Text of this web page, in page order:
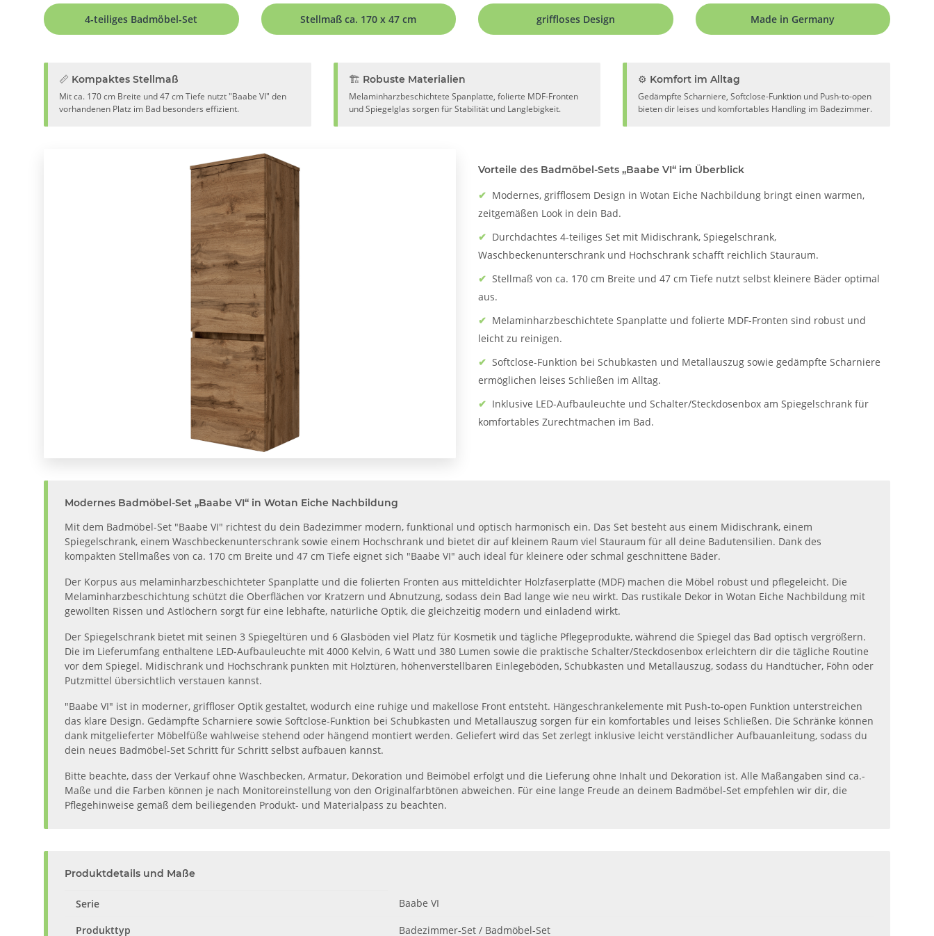
4-teiliges Badmöbel-Set Stellmaß ca. 170 x 47 cm griffloses Design Made in Germany
📏 Kompaktes Stellmaß
Mit ca. 170 cm Breite und 47 cm Tiefe nutzt "Baabe VI" den
vorhandenen Platz im Bad besonders effizient.
🏗️ Robuste Materialien
Melaminharzbeschichtete Spanplatte, folierte MDF-Fronten
und Spiegelglas sorgen für Stabilität und Langlebigkeit.
⚙️ Komfort im Alltag
Gedämpfte Scharniere, Softclose-Funktion und Push-to-open
bieten dir leises und komfortables Handling im Badezimmer.
Vorteile des Badmöbel-Sets „Baabe VI“ im Überblick
✔ Modernes, grifflosem Design in Wotan Eiche Nachbildung bringt einen warmen,
zeitgemäßen Look in dein Bad.
✔ Durchdachtes 4-teiliges Set mit Midischrank, Spiegelschrank,
Waschbeckenunterschrank und Hochschrank schafft reichlich Stauraum.
✔ Stellmaß von ca. 170 cm Breite und 47 cm Tiefe nutzt selbst kleinere Bäder optimal
aus.
✔ Melaminharzbeschichtete Spanplatte und folierte MDF-Fronten sind robust und
leicht zu reinigen.
✔ Softclose-Funktion bei Schubkasten und Metallauszug sowie gedämpfte Scharniere
ermöglichen leises Schließen im Alltag.
✔ Inklusive LED-Aufbauleuchte und Schalter/Steckdosenbox am Spiegelschrank für
komfortables Zurechtmachen im Bad.
Modernes Badmöbel-Set „Baabe VI“ in Wotan Eiche Nachbildung
Mit dem Badmöbel-Set "Baabe VI" richtest du dein Badezimmer modern, funktional und optisch harmonisch ein. Das Set besteht aus einem Midischrank, einem
Spiegelschrank, einem Waschbeckenunterschrank sowie einem Hochschrank und bietet dir auf kleinem Raum viel Stauraum für all deine Badutensilien. Dank des
kompakten Stellmaßes von ca. 170 cm Breite und 47 cm Tiefe eignet sich "Baabe VI" auch ideal für kleinere oder schmal geschnittene Bäder.
Der Korpus aus melaminharzbeschichteter Spanplatte und die folierten Fronten aus mitteldichter Holzfaserplatte (MDF) machen die Möbel robust und pflegeleicht. Die
Melaminharzbeschichtung schützt die Oberflächen vor Kratzern und Abnutzung, sodass dein Bad lange wie neu wirkt. Das rustikale Dekor in Wotan Eiche Nachbildung mit
gewollten Rissen und Astlöchern sorgt für eine lebhafte, natürliche Optik, die gleichzeitig modern und einladend wirkt.
Der Spiegelschrank bietet mit seinen 3 Spiegeltüren und 6 Glasböden viel Platz für Kosmetik und tägliche Pflegeprodukte, während die Spiegel das Bad optisch vergrößern.
Die im Lieferumfang enthaltene LED-Aufbauleuchte mit 4000 Kelvin, 6 Watt und 380 Lumen sowie die praktische Schalter/Steckdosenbox erleichtern dir die tägliche Routine
vor dem Spiegel. Midischrank und Hochschrank punkten mit Holztüren, höhenverstellbaren Einlegeböden, Schubkasten und Metallauszug, sodass du Handtücher, Föhn oder
Putzmittel übersichtlich verstauen kannst.
"Baabe VI" ist in moderner, griffloser Optik gestaltet, wodurch eine ruhige und makellose Front entsteht. Hängeschrankelemente mit Push-to-open Funktion unterstreichen
das klare Design. Gedämpfte Scharniere sowie Softclose-Funktion bei Schubkasten und Metallauszug sorgen für ein komfortables und leises Schließen. Die Schränke können
dank mitgelieferter Möbelfüße wahlweise stehend oder hängend montiert werden. Geliefert wird das Set zerlegt inklusive leicht verständlicher Aufbauanleitung, sodass du
dein neues Badmöbel-Set Schritt für Schritt selbst aufbauen kannst.
Bitte beachte, dass der Verkauf ohne Waschbecken, Armatur, Dekoration und Beimöbel erfolgt und die Lieferung ohne Inhalt und Dekoration ist. Alle Maßangaben sind ca.-
Maße und die Farben können je nach Monitoreinstellung von den Originalfarbtönen abweichen. Für eine lange Freude an deinem Badmöbel-Set empfehlen wir dir, die
Pflegehinweise gemäß dem beiliegenden Produkt- und Materialpass zu beachten.
Produktdetails und Maße
Serie Baabe VI
Produkttyp Badezimmer-Set / Badmöbel-Set